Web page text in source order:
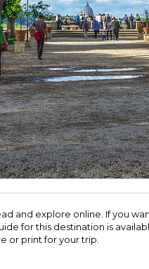
and explore online. If you
for this destination is
or print for your trip.​